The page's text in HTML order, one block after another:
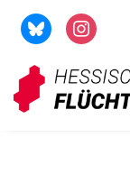
Zum
Inhalt
springen